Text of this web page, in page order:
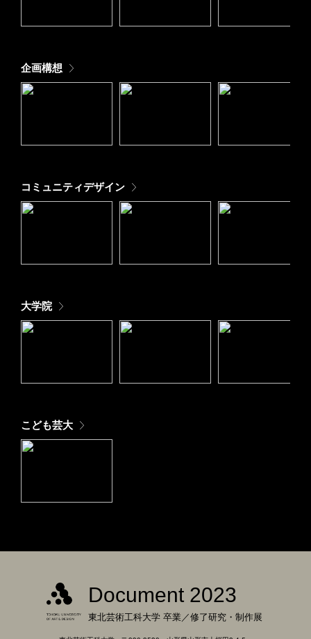
企画構想
コミュニティデザイン
大学院
こども芸大
Document 2023
東北芸術工科大学 卒業／修了研究・制作展